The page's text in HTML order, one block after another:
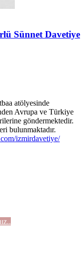
Sünnet Davetiye
atölyesinde
Avrupa ve Türkiye
göndermektedir.
bulunmaktadır.
izmirdavetiye/